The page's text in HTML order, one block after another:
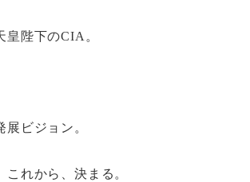
皇陛下のCIA 。
ビジョン。
れから、決まる。